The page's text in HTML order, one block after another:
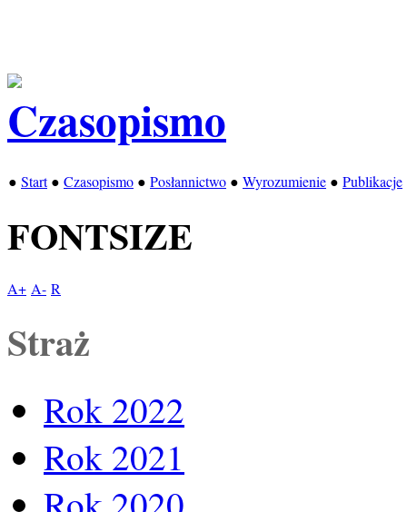
● Start● Czasopismo ● Posłannictwo ● Wyrozumienie ● Publikacje
FONTSIZE
A+ A- R
Straż
Rok 2022
Rok 2021